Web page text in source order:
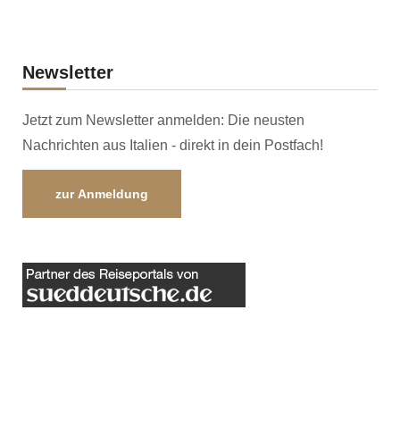
Newsletter
Jetzt zum Newsletter anmelden: Die neusten
Nachrichten aus Italien - direkt in dein Postfach!
zur Anmeldung